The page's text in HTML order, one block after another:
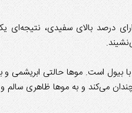
درصد بالای سفیدی، نتیجه‌ای
بیول است. موها حالتی ابریشمی و
می‌کند و به موها ظاهری سالم و